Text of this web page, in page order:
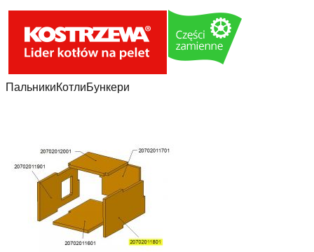
ПальникиКотлиБункери